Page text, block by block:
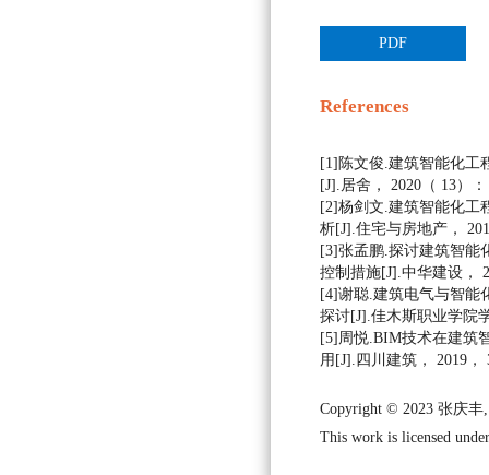
PDF
References
[1]陈文俊.建筑智能化工
[J].居舍， 2020（ 13）：
[2]杨剑文.建筑智能化工
析[J].住宅与房地产，
[3]张孟鹏.探讨建筑智能
控制措施[J].中华建设，
[4]谢聪.建筑电气与智能
探讨[J].佳木斯职业学院
[5]周悦.BIM技术在建筑
用[J].四川建筑， 2019，
Copyright © 2023 张庆
This work is licensed